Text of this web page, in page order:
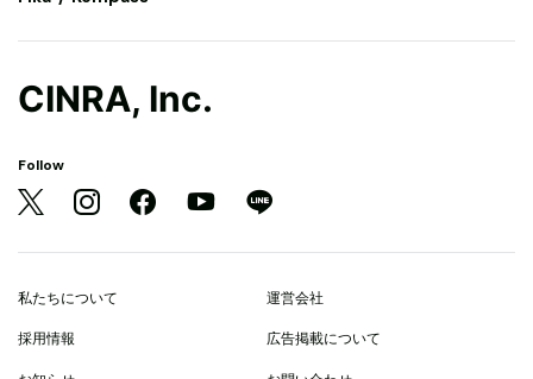
CINRA, Inc.
Follow
私たちについて 運営会社
採用情報 広告掲載について